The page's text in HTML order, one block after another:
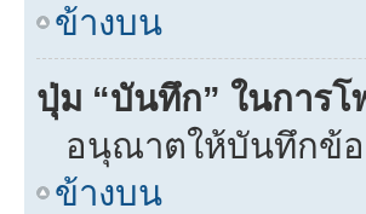
ข้างบน
ปุ่ม “บันทึก” ในการโ
อนุณาตให้บันทึกข้อ
ข้างบน